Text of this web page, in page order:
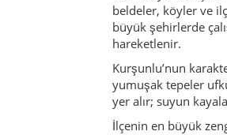
Günümüzde ilçe
omurgasını
işletmesidir;
Kurşunlu’nun
önünde sohbet
yaşamıyla
insanın kendi içinde.